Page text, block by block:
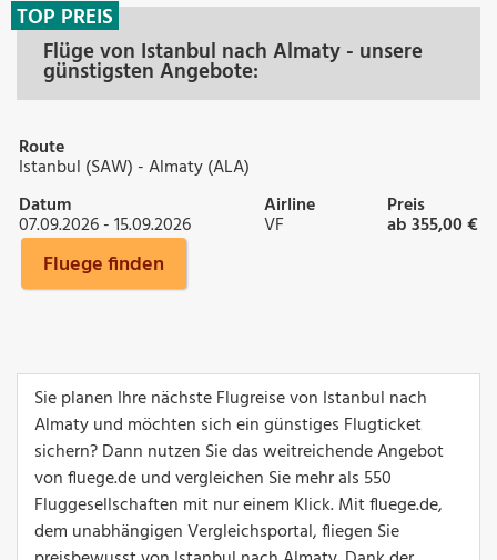
Flüge von Istanbul nach Almaty - unsere
günstigsten Angebote:
TOP PREIS
Route
Istanbul (SAW) - Almaty (ALA)
Datum
07.09.2026 - 15.09.2026
Airline
VF
Preis
ab 355,00 €
Fluege finden
Sie planen Ihre nächste Flugreise von Istanbul nach
Almaty und möchten sich ein günstiges Flugticket
sichern? Dann nutzen Sie das weitreichende Angebot
von fluege.de und vergleichen Sie mehr als 550
Fluggesellschaften mit nur einem Klick. Mit fluege.de,
dem unabhängigen Vergleichsportal, fliegen Sie